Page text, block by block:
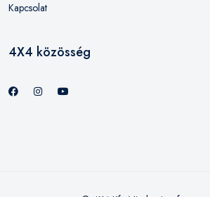
Kapcsolat
4X4 közösség